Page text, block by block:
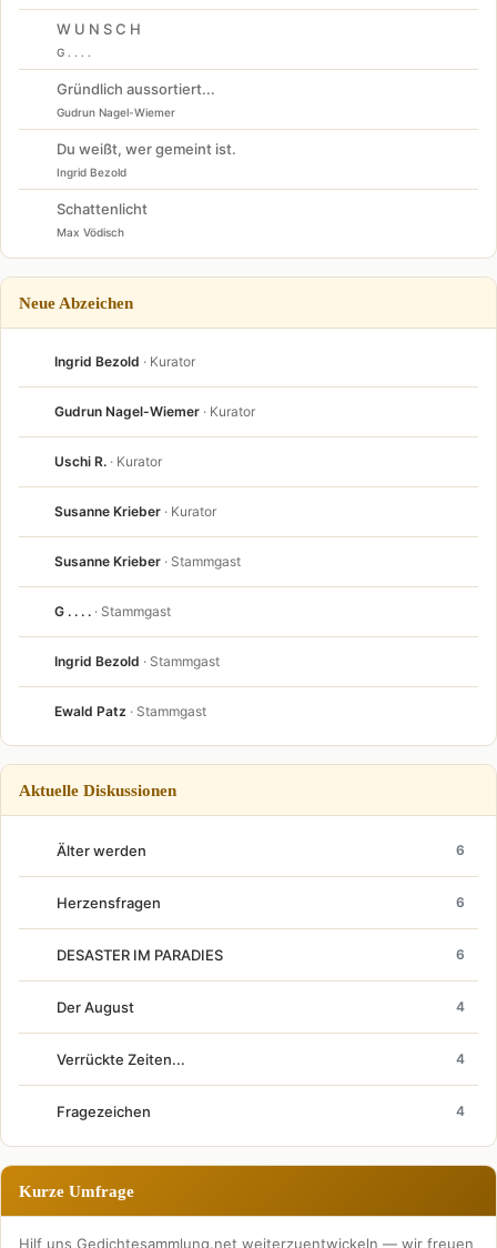
W U N S C H
G . . . .
Gründlich aussortiert...
Gudrun Nagel-Wiemer
Du weißt, wer gemeint ist.
Ingrid Bezold
Schattenlicht
Max Vödisch
Neue Abzeichen
Ingrid Bezold · Kurator
Gudrun Nagel-Wiemer · Kurator
Uschi R. · Kurator
Susanne Krieber · Kurator
Susanne Krieber · Stammgast
G . . . . · Stammgast
Ingrid Bezold · Stammgast
Ewald Patz · Stammgast
Aktuelle Diskussionen
Älter werden 6
Herzensfragen 6
DESASTER IM PARADIES 6
Der August 4
Verrückte Zeiten... 4
Fragezeichen 4
Kurze Umfrage
Hilf uns Gedichtesammlung.net weiterzuentwickeln — wir freuen